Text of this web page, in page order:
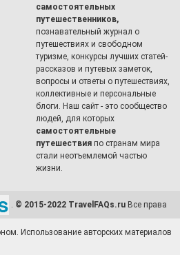
самостоятельных
путешественников,
познавательный журнал о
путешествиях и свободном
туризме, конкурсы лучших статей-
рассказов и путевых заметок,
вопросы и ответы о путешествиях,
коллективные и персональные
блоги. Наш сайт - это сообщество
людей, для которых
самостоятельные
путешествия по странам мира
стали неотъемлемой частью
жизни.
© 2015-2022 TravelFAQs.ru Все права
Использование авторских материалов